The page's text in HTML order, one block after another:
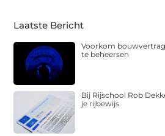
Laatste Bericht
Voorkom
te beheersen
Bij Rijschool Rob
je rijbewijs